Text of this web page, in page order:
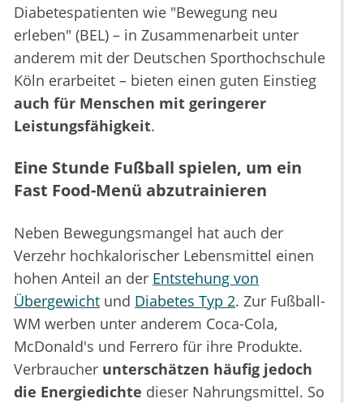
Diabetespatienten wie "Bewegung neu
erleben" (BEL) – in Zusammenarbeit unter
anderem mit der Deutschen Sporthochschule
Köln erarbeitet – bieten einen guten Einstieg
auch für Menschen mit geringerer
Leistungsfähigkeit.
Eine Stunde Fußball spielen, um ein
Fast Food-Menü abzutrainieren
Neben Bewegungsmangel hat auch der
Verzehr hochkalorischer Lebensmittel einen
hohen Anteil an der Entstehung von
Übergewicht und Diabetes Typ 2. Zur Fußball-
WM werben unter anderem Coca-Cola,
McDonald's und Ferrero für ihre Produkte.
Verbraucher unterschätzen häufig jedoch
die Energiedichte dieser Nahrungsmittel. So